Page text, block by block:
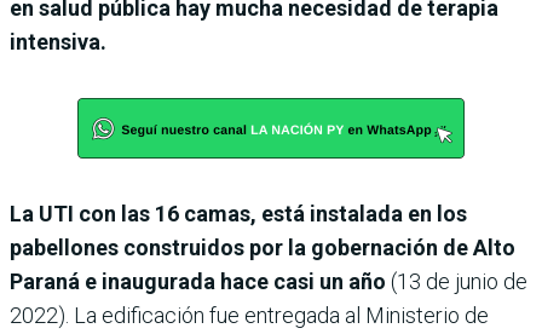
en salud pública hay mucha necesidad de terapia
intensiva.
La UTI con las 16 camas, está instalada en los
pabellones construidos por la gobernación de Alto
Paraná e inaugurada hace casi un año (13 de junio de
2022). La edificación fue entregada al Ministerio de